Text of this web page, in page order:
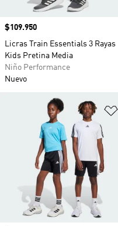
Precio
$109.950
Licras Train Essentials 3 Rayas
Kids Pretina Media
Niño Performance
Nuevo